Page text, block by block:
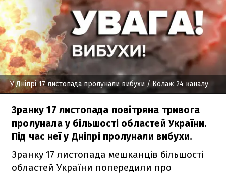
У Дніпрі 17 листопада пролунали вибухи / Колаж 24 каналу
Зранку 17 листопада повітряна тривога
пролунала у більшості областей України.
Під час неї у Дніпрі пролунали вибухи.
Зранку 17 листопада мешканців більшості
областей України попередили про